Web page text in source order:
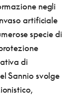
negli
artificiale
specie di
di
Sannio svolge